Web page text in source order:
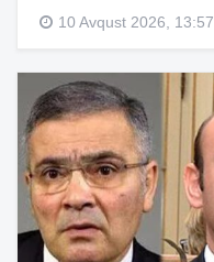
10 Avqust 2026, 13:57